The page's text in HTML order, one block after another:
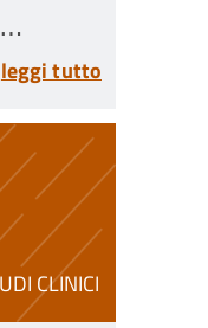
leggi tutto
CLINICI